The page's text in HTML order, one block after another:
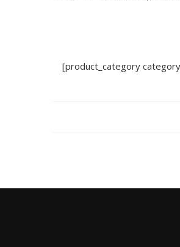
[product_category